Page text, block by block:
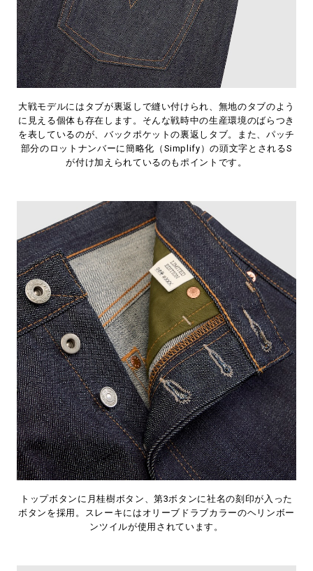
大戦モデルにはタブが裏返しで縫い付けられ、無地のタブのよう
に見える個体も存在します。そんな戦時中の生産環境のばらつき
を表しているのが、バックポケットの裏返しタブ。また、パッチ
部分のロットナンバーに簡略化（Simplify）の頭文字とされるS
が付け加えられているのもポイントです。
トップボタンに月桂樹ボタン、第3ボタンに社名の刻印が入った
ボタンを採用。スレーキにはオリーブドラブカラーのヘリンボー
ンツイルが使用されています。